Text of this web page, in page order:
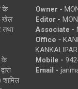
के
खेल
तथा
के
शामिल
Owner -
Editor -
Associate -
Office -
Mobile -
Email -